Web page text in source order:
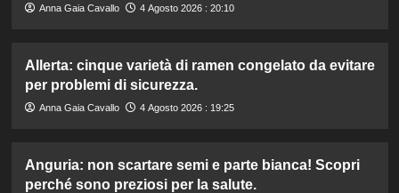
Anna Gaia Cavallo 4 Agosto 2026 : 20:10
Allerta: cinque varietà di ramen congelato da evitare
per problemi di sicurezza.
Anna Gaia Cavallo 4 Agosto 2026 : 19:25
Anguria: non scartare semi e parte bianca! Scopri
perché sono preziosi per la salute.